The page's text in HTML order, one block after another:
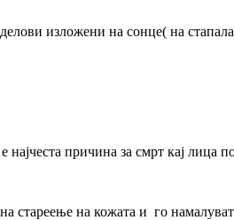
изложени на сонце( на
најчеста причина за смрт кај лица
стареење на кожата и го